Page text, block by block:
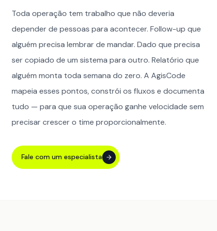
Soluções
Como funciona
Blog
Contato
Começar automação
Começar automação
Toda operação tem trabalho que não deveria
depender de pessoas para acontecer. Follow-up que
alguém precisa lembrar de mandar. Dado que precisa
ser copiado de um sistema para outro. Relatório que
alguém monta toda semana do zero. A AgisCode
mapeia esses pontos, constrói os fluxos e documenta
tudo — para que sua operação ganhe velocidade sem
precisar crescer o time proporcionalmente.
Fale com um especialista